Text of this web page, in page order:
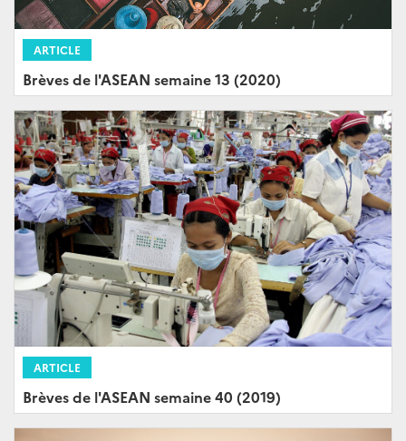
ARTICLE
Brèves de l'ASEAN semaine 13 (2020)
ARTICLE
Brèves de l'ASEAN semaine 40 (2019)